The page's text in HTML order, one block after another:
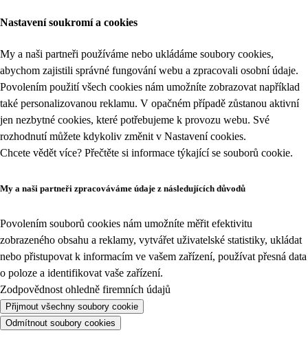
Nastavení soukromí a cookies
My a naši partneři používáme nebo ukládáme soubory cookies,
abychom zajistili správné fungování webu a zpracovali osobní údaje.
Povolením použití všech cookies nám umožníte zobrazovat například
také personalizovanou reklamu. V opačném případě zůstanou aktivní
jen nezbytné cookies, které potřebujeme k provozu webu. Své
rozhodnutí můžete kdykoliv změnit v Nastavení cookies.
Chcete vědět více? Přečtěte si informace týkající se souborů cookie.
My a naši partneři zpracováváme údaje z následujících důvodů
Povolením souborů cookies nám umožníte měřit efektivitu
zobrazeného obsahu a reklamy, vytvářet uživatelské statistiky, ukládat
nebo přistupovat k informacím ve vašem zařízení, používat přesná data
o poloze a identifikovat vaše zařízení.
Zodpovědnost ohledně firemních údajů
Přijmout všechny soubory cookie
Odmítnout soubory cookies